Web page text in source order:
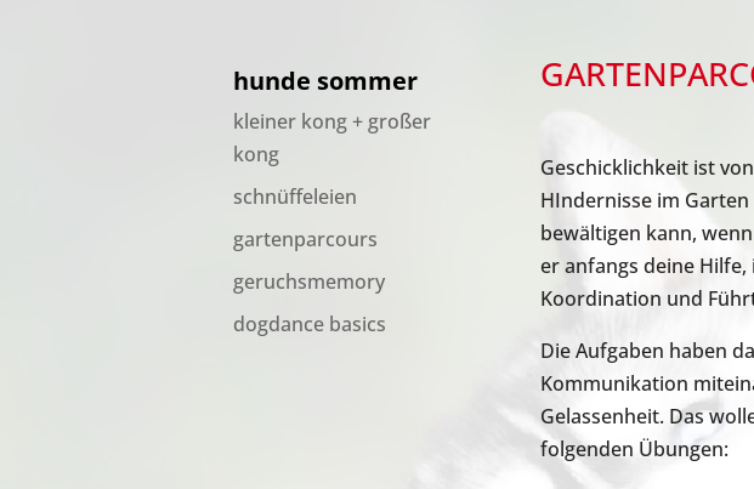
hunde sommer
kleiner kong + großer
kong
schnüffeleien
gartenparcours
geruchsmemory
dogdance basics
Geschicklichkeit ist
HIndernisse im
bewältigen kann,
er anfangs deine
Koordination und
Die Aufgaben haben
Kommunikation
Gelassenheit. Das
folgenden Übungen: